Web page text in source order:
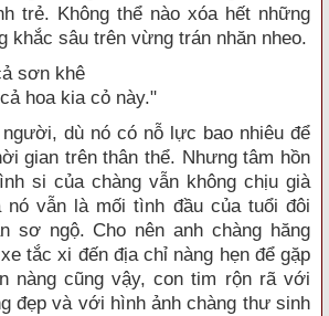
trẻ. Không thể nào xóa hết những
khắc sâu trên vừng trán nhăn nheo.
sơn khê
hoa kia cỏ này."
dù nó có nỗ lực bao nhiêu để
gian trên thân thể. Nhưng tâm hồn
si của chàng vẫn không chịu già
nó vẫn là mối tình đầu của tuổi đôi
sơ ngộ. Cho nên anh chàng hăng
tắc xi đến địa chỉ nàng hẹn để gặp
nàng cũng vậy, con tim rộn rã với
đẹp và với hình ảnh chàng thư sinh